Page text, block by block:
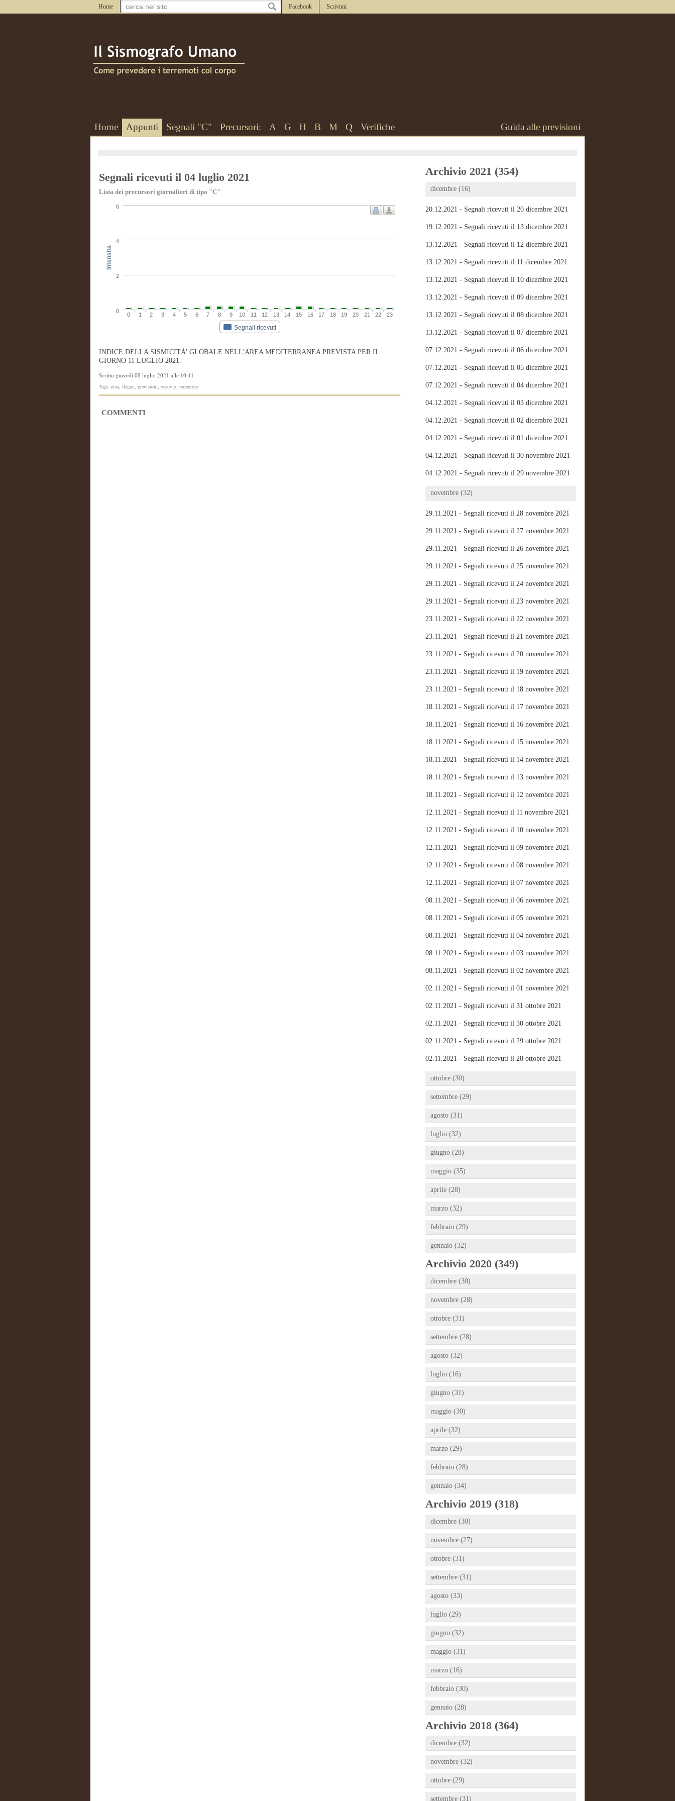
Home Facebook Scrivimi
Home Appunti Segnali "C" Precursori: A G H B M Q Verifiche Guida alle previsioni
Segnali ricevuti il 04 luglio 2021
Lista dei precursori giornalieri di tipo "C"
Intensita
Segnali ricevuti
0 1 2 3 4 5 6 7 8 9 10 11 12 13 14 15 16 17 18 19 20 21 22 23
0
2
4
6
INDICE DELLA SISMICITÀ' GLOBALE NELL'AREA MEDITERRANEA PREVISTA PER IL
GIORNO 11 LUGLIO 2021.
Scritto giovedì 08 luglio 2021 alle 10:41
Tags: etna, flegrei, previsioni, vesuvio, terremoto
COMMENTI
Archivio 2021 (354)
dicembre (16)
20.12.2021 - Segnali ricevuti il 20 dicembre 2021
19.12.2021 - Segnali ricevuti il 13 dicembre 2021
13.12.2021 - Segnali ricevuti il 12 dicembre 2021
13.12.2021 - Segnali ricevuti il 11 dicembre 2021
13.12.2021 - Segnali ricevuti il 10 dicembre 2021
13.12.2021 - Segnali ricevuti il 09 dicembre 2021
13.12.2021 - Segnali ricevuti il 08 dicembre 2021
13.12.2021 - Segnali ricevuti il 07 dicembre 2021
07.12.2021 - Segnali ricevuti il 06 dicembre 2021
07.12.2021 - Segnali ricevuti il 05 dicembre 2021
07.12.2021 - Segnali ricevuti il 04 dicembre 2021
04.12.2021 - Segnali ricevuti il 03 dicembre 2021
04.12.2021 - Segnali ricevuti il 02 dicembre 2021
04.12.2021 - Segnali ricevuti il 01 dicembre 2021
04.12.2021 - Segnali ricevuti il 30 novembre 2021
04.12.2021 - Segnali ricevuti il 29 novembre 2021
novembre (32)
29.11.2021 - Segnali ricevuti il 28 novembre 2021
29.11.2021 - Segnali ricevuti il 27 novembre 2021
29.11.2021 - Segnali ricevuti il 26 novembre 2021
29.11.2021 - Segnali ricevuti il 25 novembre 2021
29.11.2021 - Segnali ricevuti il 24 novembre 2021
29.11.2021 - Segnali ricevuti il 23 novembre 2021
23.11.2021 - Segnali ricevuti il 22 novembre 2021
23.11.2021 - Segnali ricevuti il 21 novembre 2021
23.11.2021 - Segnali ricevuti il 20 novembre 2021
23.11.2021 - Segnali ricevuti il 19 novembre 2021
23.11.2021 - Segnali ricevuti il 18 novembre 2021
18.11.2021 - Segnali ricevuti il 17 novembre 2021
18.11.2021 - Segnali ricevuti il 16 novembre 2021
18.11.2021 - Segnali ricevuti il 15 novembre 2021
18.11.2021 - Segnali ricevuti il 14 novembre 2021
18.11.2021 - Segnali ricevuti il 13 novembre 2021
18.11.2021 - Segnali ricevuti il 12 novembre 2021
12.11.2021 - Segnali ricevuti il 11 novembre 2021
12.11.2021 - Segnali ricevuti il 10 novembre 2021
12.11.2021 - Segnali ricevuti il 09 novembre 2021
12.11.2021 - Segnali ricevuti il 08 novembre 2021
12.11.2021 - Segnali ricevuti il 07 novembre 2021
08.11.2021 - Segnali ricevuti il 06 novembre 2021
08.11.2021 - Segnali ricevuti il 05 novembre 2021
08.11.2021 - Segnali ricevuti il 04 novembre 2021
08.11.2021 - Segnali ricevuti il 03 novembre 2021
08.11.2021 - Segnali ricevuti il 02 novembre 2021
02.11.2021 - Segnali ricevuti il 01 novembre 2021
02.11.2021 - Segnali ricevuti il 31 ottobre 2021
02.11.2021 - Segnali ricevuti il 30 ottobre 2021
02.11.2021 - Segnali ricevuti il 29 ottobre 2021
02.11.2021 - Segnali ricevuti il 28 ottobre 2021
ottobre (30)
settembre (29)
agosto (31)
luglio (32)
giugno (28)
maggio (35)
aprile (28)
marzo (32)
febbraio (29)
gennaio (32)
Archivio 2020 (349)
dicembre (30)
novembre (28)
ottobre (31)
settembre (28)
agosto (32)
luglio (16)
giugno (31)
maggio (30)
aprile (32)
marzo (29)
febbraio (28)
gennaio (34)
Archivio 2019 (318)
dicembre (30)
novembre (27)
ottobre (31)
settembre (31)
agosto (33)
luglio (29)
giugno (32)
maggio (31)
marzo (16)
febbraio (30)
gennaio (28)
Archivio 2018 (364)
dicembre (32)
novembre (32)
ottobre (29)
settembre (31)